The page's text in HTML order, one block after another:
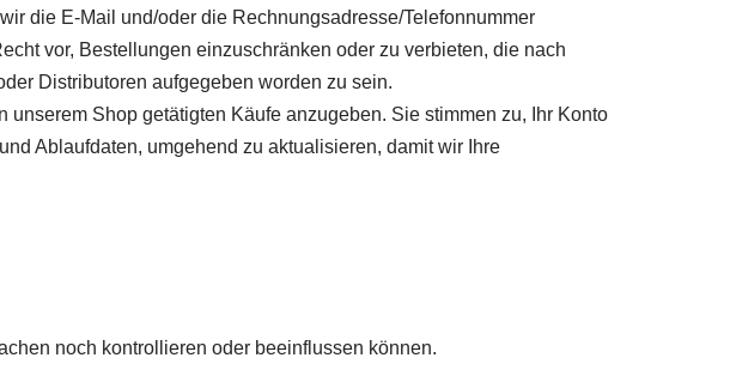
die E-Mail und/oder die Rechnungsadresse/Telefonnummer
vor, Bestellungen einzuschränken oder zu verbieten, die nach
Distributoren aufgegeben worden zu sein.
Shop getätigten Käufe anzugeben. Sie stimmen zu, Ihr Konto
Ablaufdaten, umgehend zu aktualisieren, damit wir Ihre
noch kontrollieren oder beeinflussen können.